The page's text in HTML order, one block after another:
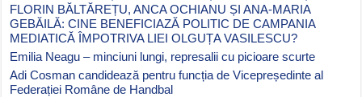
FLORIN BĂLTĂREȚU, ANCA OCHIANU ȘI ANA-MARIA
GEBĂILĂ: CINE BENEFICIAZĂ POLITIC DE CAMPANIA
MEDIATICĂ ÎMPOTRIVA LIEI OLGUȚA VASILESCU?
Emilia Neagu – minciuni lungi, represalii cu picioare scurte
Adi Cosman candidează pentru funcția de Vicepreședinte al
Federației Române de Handbal